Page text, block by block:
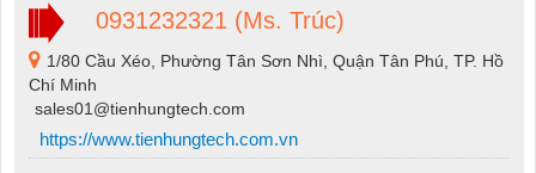
0931232321 (Ms. Trúc)
1/80 Cầu Xéo, Phường Tân Sơn Nhì, Quận Tân Phú, TP. Hồ
Chí Minh
sales01@tienhungtech.com
https://www.tienhungtech.com.vn